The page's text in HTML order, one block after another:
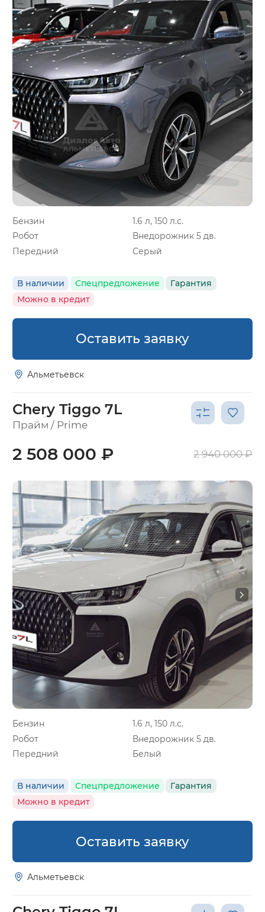
Бензин
1.6 л, 150 л.с.
Робот
Внедорожник 5 дв.
Передний
Серый
В наличии Спецпредложение
Гарантия
Можно в кредит
Оставить заявку
Альметьевск
Chery Tiggo 7L
Прайм / Prime
Бензин
1.6 л, 150 л.с.
Робот
Внедорожник 5 дв.
Передний
Белый
В наличии Спецпредложение
Гарантия
Можно в кредит
2 508 000 ₽ 2 940 000 ₽
Оставить заявку
Альметьевск